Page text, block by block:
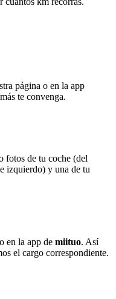
página o en la app
te convenga.
fotos de tu coche (del
izquierdo) y una de tu
en la app de miituo. Así
el cargo correspondiente.